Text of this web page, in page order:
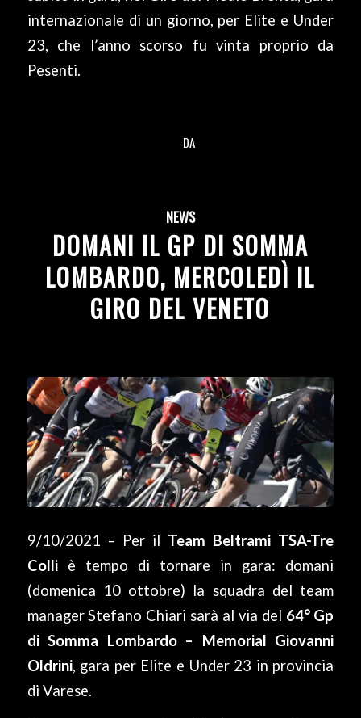
internazionale di un giorno, per Elite e Under
23, che l’anno scorso fu vinta proprio da
Pesenti.
DA
NEWS
DOMANI IL GP DI SOMMA
LOMBARDO, MERCOLEDÌ IL
GIRO DEL VENETO
9/10/2021 – Per il Team Beltrami TSA-Tre
Colli è tempo di tornare in gara: domani
(domenica 10 ottobre) la squadra del team
manager Stefano Chiari sarà al via del 64° Gp
di Somma Lombardo – Memorial Giovanni
Oldrini, gara per Elite e Under 23 in provincia
di Varese.